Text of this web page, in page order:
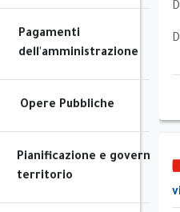
Pagamenti
dell'amministrazione
Opere Pubbliche
Pianificazione e governo del
territorio